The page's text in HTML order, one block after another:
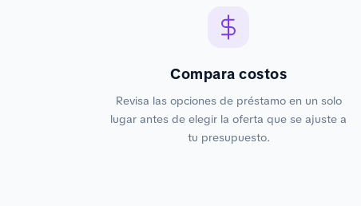
Compara costos
Revisa las opciones de préstamo en un solo
lugar antes de elegir la oferta que se ajuste a
tu presupuesto.